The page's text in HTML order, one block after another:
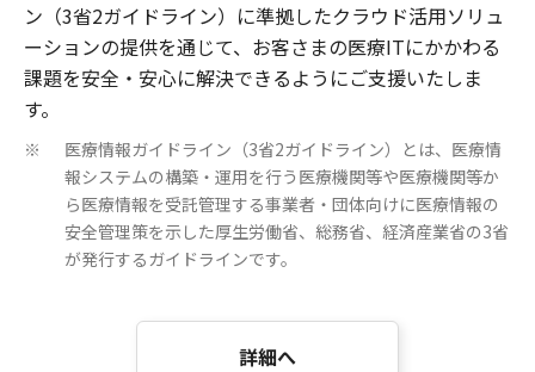
ン（3省2ガイドライン）に準拠したクラウド活用ソリュ
ーションの提供を通じて、お客さまの医療ITにかかわる
課題を安全・安心に解決できるようにご支援いたしま
す。
※
医療情報ガイドライン（3省2ガイドライン）とは、医療情
報システムの構築・運用を行う医療機関等や医療機関等か
ら医療情報を受託管理する事業者・団体向けに医療情報の
安全管理策を示した厚生労働省、総務省、経済産業省の3省
が発行するガイドラインです。
詳細へ